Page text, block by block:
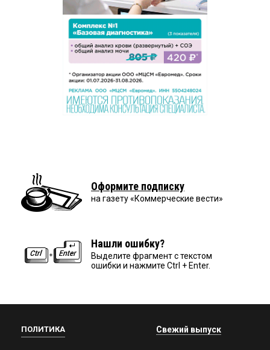
Оформите подписку
на газету «Коммерческие вести»
Нашли ошибку?
Выделите фрагмент с текстом
ошибки и нажмите Ctrl + Enter.
ПОЛИТИКА Свежий выпуск